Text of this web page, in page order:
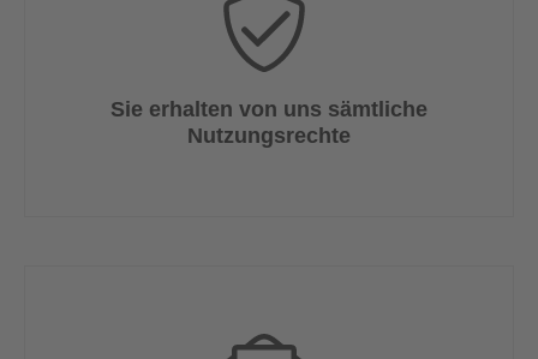
Sie erhalten von uns sämtliche
Nutzungsrechte